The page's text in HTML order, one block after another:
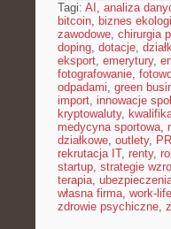
Tagi: AI , analiza
bitcoin, biznes
zawodowe, chirurgia
doping, dotacje,
eksport, emerytury,
fotografowanie,
odpadami, green
import, innowacje
kryptowaluty,
medycyna sportowa,
działkowe, outlety, PR
rekrutacja IT, renty,
startup, strategie
terapia,
własna firma, work-
zdrowie psychiczne,